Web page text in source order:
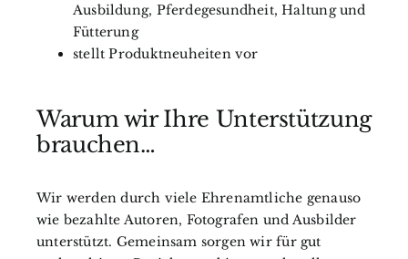
Ausbildung, Pferdegesundheit, Haltung und
Fütterung
stellt Produktneuheiten vor
Warum wir Ihre Unterstützung
brauchen…
Wir werden durch viele Ehrenamtliche genauso
wie bezahlte Autoren, Fotografen und Ausbilder
unterstützt. Gemeinsam sorgen wir für gut